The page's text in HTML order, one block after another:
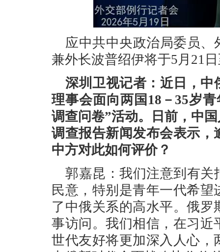
应中共中央政治局委员
兼外长波普绍伊将于5月21
深圳卫视记者：近日，中
理事会面向两国18－35岁
调查问卷”活动。日前，中
调查报告新闻发布会表示
中方对此如何评价？
郭嘉昆：我们注意到有关
民意，特别是青年一代希
了中俄关系的高水平。俄
事访问。我们相信，在习
世代友好将更加深入人心